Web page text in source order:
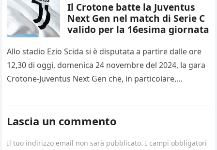
Il Crotone batte la Juventus
Next Gen nel match di Serie C
valido per la 16esima giornata
Allo stadio Ezio Scida si è disputata a partire dalle ore
12,30 di oggi, domenica 24 novembre del 2024, la gara
Crotone-Juventus Next Gen che, in particolare,…
Lascia un commento
Il tuo indirizzo email non sarà pubblicato. I campi obbligatori